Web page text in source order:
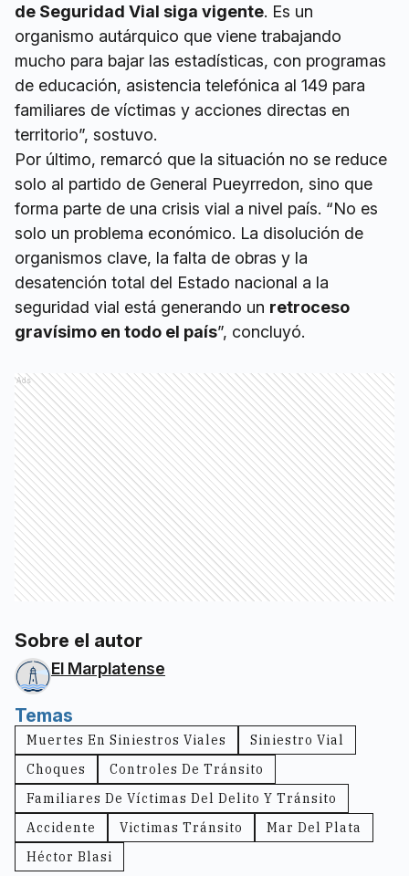
de Seguridad Vial siga vigente. Es un
organismo autárquico que viene trabajando
mucho para bajar las estadísticas, con programas
de educación, asistencia telefónica al 149 para
familiares de víctimas y acciones directas en
territorio”, sostuvo.
Por último, remarcó que la situación no se reduce
solo al partido de General Pueyrredon, sino que
forma parte de una crisis vial a nivel país. “No es
solo un problema económico. La disolución de
organismos clave, la falta de obras y la
desatención total del Estado nacional a la
seguridad vial está generando un retroceso
gravísimo en todo el país”, concluyó.
Ads
Sobre el autor
El Marplatense
Temas
Muertes En Siniestros Viales
Siniestro Vial
Choques
Controles De Tránsito
Familiares De Víctimas Del Delito Y Tránsito
Accidente
Victimas Tránsito
Mar Del Plata
Héctor Blasi